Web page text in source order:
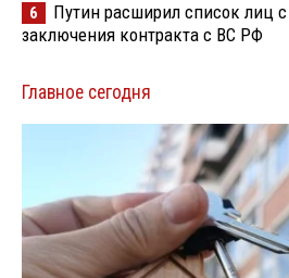
6
Путин расширил список лиц
заключения контракта с ВС РФ
Главное сегодня